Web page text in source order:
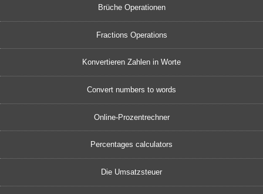
Brüche Operationen
Fractions Operations
Konvertieren Zahlen in Worte
Convert numbers to words
Online-Prozentrechner
Percentages calculators
Die Umsatzsteuer